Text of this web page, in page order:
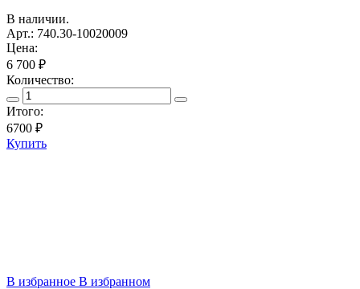
В наличии.
Арт.: 740.30-10020009
Цена:
6 700 ₽
Количество:
Итого:
6700 ₽
Купить
В избранное В избранном